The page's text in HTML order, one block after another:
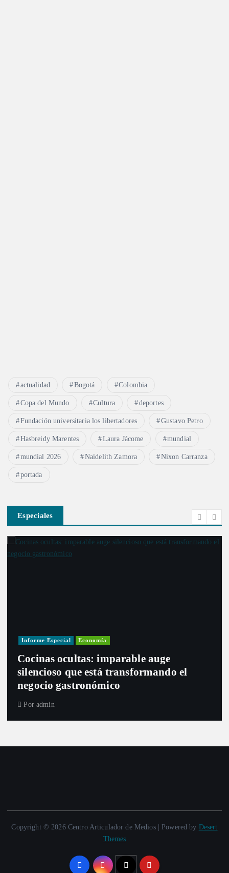
actualidad Bogotá Colombia
Copa del Mundo Cultura deportes
Fundación universitaria los libertadores Gustavo Petro
Hasbreidy Marentes Laura Jácome mundial
mundial 2026 Naidelith Zamora Nixon Carranza
portada
Especiales
Artículos Informe Especial
Falsos positivos en Colombia: en el límite
de la ausencia
Por admin
Copyright © 2026 Centro Articulador de Medios | Powered by Desert
Themes